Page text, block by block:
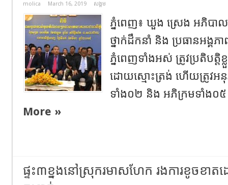
molica March 16, 2019 សង្គម
ភ្នំពេញ៖ ឃួង ស្រេង អភិបាល
ថ្នាក់ដឹកនាំ និង ប្រធានអង្គភ
ភ្នំពេញទាំងអស់ ត្រូវប្រតិបត្តិខ្
ដោយស្មោះត្រង់ ហើយត្រូវអនុ
ទាំង០២ និង អភិក្រមទាំង០
More »
ផ្ទះ៣ខ្នងនៅស្រុករមាសហែក រងការខូចខា